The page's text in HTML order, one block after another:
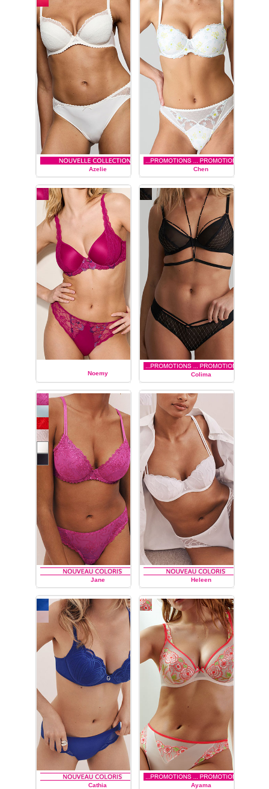
Azelie
MARIE JO
Chen
MARIE JO
Noemy
MARIE JO
Colima
MARIE JO
Jane
MARIE JO
Heleen
MARIE JO
Cathia Ayama